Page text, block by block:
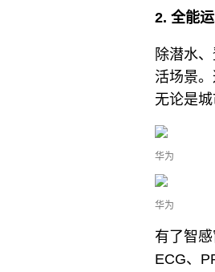
2. 全能
除潜水
活场景
无论是
华为
华为
有了智
ECG、